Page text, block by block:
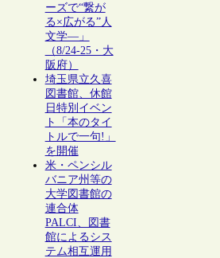
ーズで“繋が
る×広がる”人
文学―」
（8/24-25・大
阪府）
埼玉県立久喜
図書館、休館
日特別イベン
ト「本のタイ
トルで一句!」
を開催
米・ペンシル
バニア州等の
大学図書館の
連合体
PALCI、図書
館によるシス
テム相互運用